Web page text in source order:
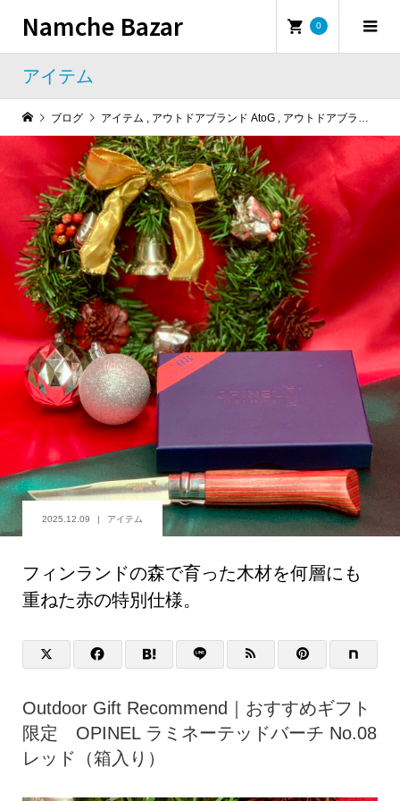
Namche Bazar 0
アイテム
ブログ アイテム , アウトドアブランド AtoG , アウトドアブランド OtoU
2025.12.09 アイテム
フィンランドの森で育った木材を何層にも
重ねた赤の特別仕様。
Outdoor Gift Recommend｜おすすめギフト
限定 OPINEL ラミネーテッドバーチ No.08
レッド（箱入り）